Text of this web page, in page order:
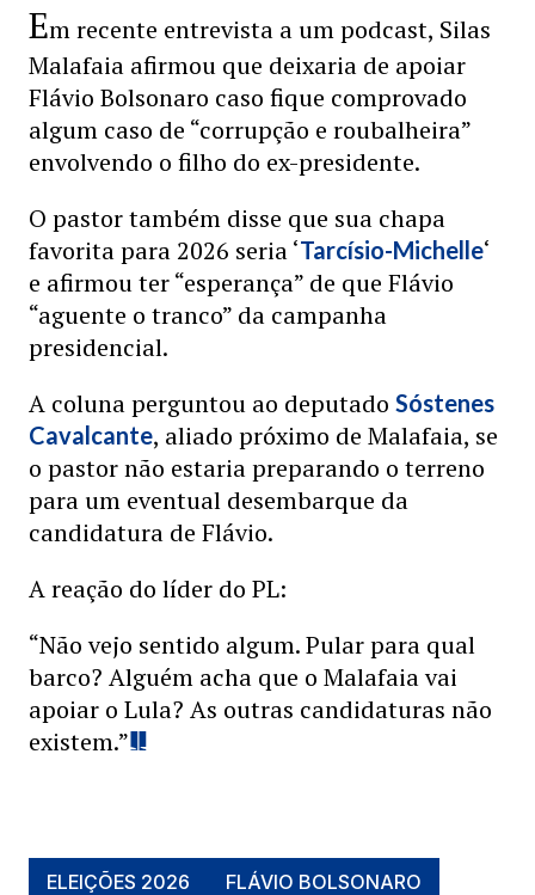
Em recente entrevista a um podcast, Silas
Malafaia afirmou que deixaria de apoiar
Flávio Bolsonaro caso fique comprovado
algum caso de “corrupção e roubalheira”
envolvendo o filho do ex-presidente.
O pastor também disse que sua chapa
favorita para 2026 seria ‘Tarcísio-Michelle‘
e afirmou ter “esperança” de que Flávio
“aguente o tranco” da campanha
presidencial.
A coluna perguntou ao deputado Sóstenes
Cavalcante, aliado próximo de Malafaia, se
o pastor não estaria preparando o terreno
para um eventual desembarque da
candidatura de Flávio.
A reação do líder do PL:
“Não vejo sentido algum. Pular para qual
barco? Alguém acha que o Malafaia vai
apoiar o Lula? As outras candidaturas não
existem.”
ELEIÇÕES 2026
FLÁVIO BOLSONARO